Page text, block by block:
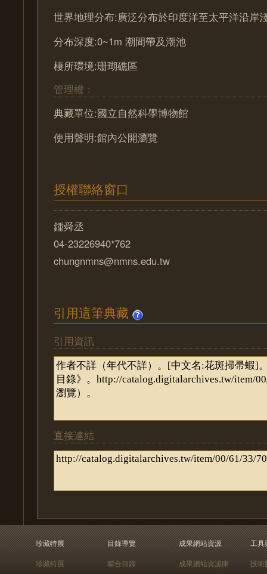
世界地理分布:廣泛分布於印度洋至太平洋沿岸
分布深度:0~1m 潮間帶及潮池
棲所環境:珊瑚礁區
管理權：
典藏單位:國立自然科學博物館
使用聲明:館內公開瀏覽
授權聯絡窗口
鍾舜丞
04-23226940*762
chungnmns@nmns.edu.tw
引用這筆典藏
引用資訊
直接連結
珍藏特展
珍藏特展
目錄導覽
聯合目錄
成果網站資源
成果網站資源庫
工具
技術